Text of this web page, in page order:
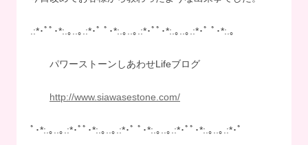
.:*･ﾟﾟ･*:.｡..｡.:*･ﾟ ﾟ･*:.｡..｡.:*･ﾟﾟ･*:.｡..｡.:*･ﾟ ﾟ･*:.｡
パワーストーンしあわせLifeブログ
http://www.siawasestone.com/
ﾟ･*:.｡..｡.:*･ﾟﾟ･*:.｡..｡.:*･ﾟ ﾟ･*:.｡..｡.:*･ﾟﾟ･*:.｡..｡.:*･ﾟ